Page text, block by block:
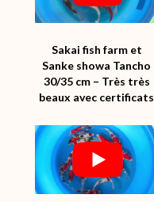
Sakai fish farm et
Sanke showa Tancho
30/35 cm – Très très
beaux avec certificats